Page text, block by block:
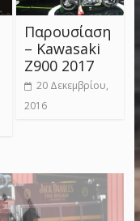
Παρουσίαση
– Kawasaki
Z900 2017
20 Δεκεμβρίου,
2016